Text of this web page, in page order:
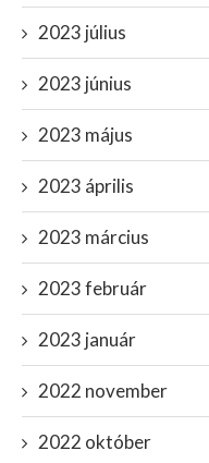
2023 július
2023 június
2023 május
2023 április
2023 március
2023 február
2023 január
2022 november
2022 október